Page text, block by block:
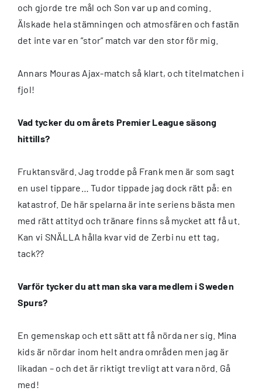
och gjorde tre mål och Son var up and coming.
Älskade hela stämningen och atmosfären och fastän
det inte var en ”stor” match var den stor för mig.
Annars Mouras Ajax-match så klart, och titelmatchen i
fjol!
Vad tycker du om årets Premier League säsong
hittills?
Fruktansvärd. Jag trodde på Frank men är som sagt
en usel tippare… Tudor tippade jag dock rätt på: en
katastrof. De här spelarna är inte seriens bästa men
med rätt attityd och tränare finns så mycket att få ut.
Kan vi SNÄLLA hålla kvar vid de Zerbi nu ett tag,
tack??
Varför tycker du att man ska vara medlem i Sweden
Spurs?
En gemenskap och ett sätt att få nörda ner sig. Mina
kids är nördar inom helt andra områden men jag är
likadan – och det är riktigt trevligt att vara nörd. Gå
med!